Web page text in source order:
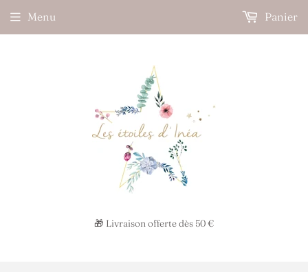
🎁 Livraison offerte dès 50 €
Menu Panier